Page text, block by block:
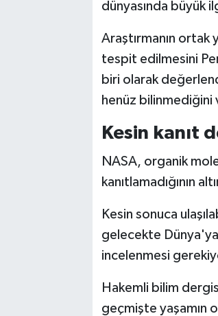
dünyasında büyük
Araştırmanın ortak
tespit edilmesini
biri olarak
henüz bilinmediğini
Kesin kanıt
NASA, organik
kanıtlamadığının
Kesin sonuca
gelecekte
incelenmesi
Hakemli bilim
geçmişte yaşamın